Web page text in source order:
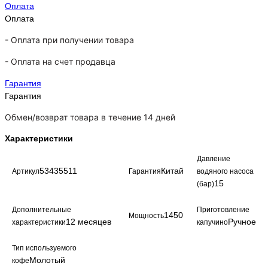
Оплата
Оплата
- Оплата при получении товара
- Оплата на счет продавца
Гарантия
Гарантия
Обмен/возврат товара в течение 14 дней
Характеристики
Артикул53435511 ГарантияКитай
Давление
водяного насоса
(бар)15
Дополнительные
характеристики12 месяцев
Мощность1450
Приготовление
капучиноРучное
Тип используемого
кофеМолотый